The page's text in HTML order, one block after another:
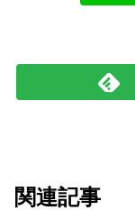
関連記事